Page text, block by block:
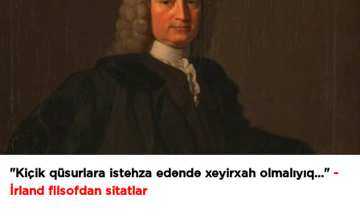
"Kiçik qüsurlara istehza edəndə xeyirxah olmalıyıq..."-
İrland filsofdan sitatlar